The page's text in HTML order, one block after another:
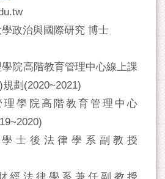
政治與國際研究 博士
院高階教育管理中心線上課
劃(2020~2021)
理學院高階教育管理中心
士後法律學系副教授